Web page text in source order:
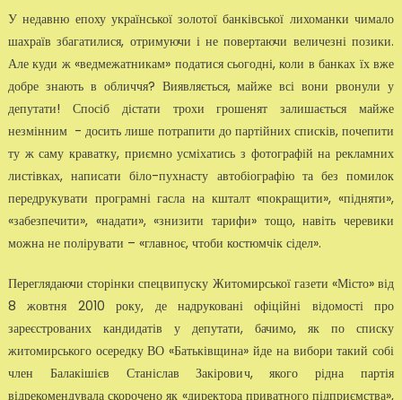
У недавню епоху української золотої банківської лихоманки чимало
шахраїв збагатилися, отримуючи і не повертаючи величезні позики.
Але куди ж «ведмежатникам» податися сьогодні, коли в банках їх вже
добре знають в обличчя? Виявляється, майже всі вони рвонули у
депутати! Спосіб дістати трохи грошенят залишається майже
незмінним - досить лише потрапити до партійних списків, почепити
ту ж саму краватку, приємно усміхатись з фотографій на рекламних
листівках, написати біло-пухнасту автобіографію та без помилок
передрукувати програмні гасла на кшталт «покращити», «підняти»,
«забезпечити», «надати», «знизити тарифи» тощо, навіть черевики
можна не полірувати – «главноє, чтоби костюмчік сідел».
Переглядаючи сторінки спецвипуску Житомирської газети «Місто» від
8 жовтня 2010 року, де надруковані офіційні відомості про
зареєстрованих кандидатів у депутати, бачимо, як по списку
житомирського осередку ВО «Батьківщина» йде на вибори такий собі
член Балакішієв Станіслав Закірович, якого рідна партія
відрекомендувала скорочено як «директора приватного підприємства»,